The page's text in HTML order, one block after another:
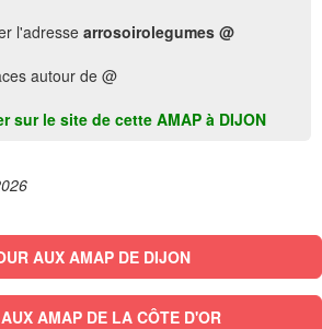
l'adresse arrosoirolegumes @
autour de @
sur le site de cette AMAP à DIJON
AUX AMAP DE DIJON
AMAP DE LA CÔTE D'OR